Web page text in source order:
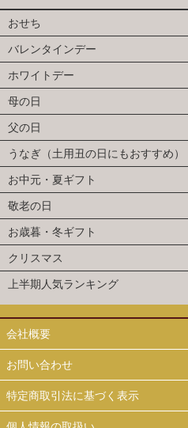
おせち
バレンタインデー
ホワイトデー
母の日
父の日
うなぎ（土用丑の日にもおすすめ）
お中元・夏ギフト
敬老の日
お歳暮・冬ギフト
クリスマス
上半期人気ランキング
会社概要
お問い合わせ
特定商取引法に基づく表示